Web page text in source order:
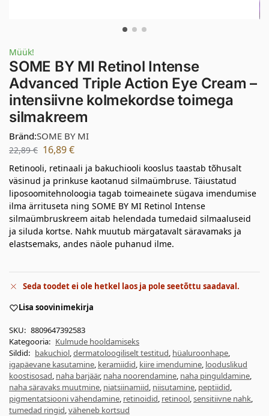
Müük!
SOME BY MI Retinol Intense
Advanced Triple Action Eye Cream –
intensiivne kolmekordse toimega
silmakreem
Bränd:SOME BY MI
22,89€ 16,89€
Retinooli, retinaali ja bakuchiooli kooslus taastab tõhusalt
väsinud ja prinkuse kaotanud silmaümbruse. Täiustatud
liposoomitehnoloogia tagab toimeainete sügava imendumise
ilma ärrituseta ning SOME BY MI Retinol Intense
silmaümbruskreem aitab helendada tumedaid silmaaluseid
ja siluda kortse. Nahk muutub märgatavalt säravamaks ja
elastsemaks, andes näole puhanud ilme.
Seda toodet ei ole hetkel laos ja pole seetõttu saadaval.
Lisa soovinimekirja
SKU: 8809647392583
Kategooria: Kulmude hooldamiseks
Sildid: bakuchiol,dermatoloogiliselt testitud, hüaluroonhape,
igapäevane kasutamine, keramiidid, kiire imendumine, looduslikud
koostisosad, naha barjäär, naha noorendamine, naha pinguldamine,
naha säravaks muutmine, niatsiinamiid, niisutamine, peptiidid,
pigmentatsiooni vähendamine, retinoidid, retinool,sensitiivne nahk,
tumedad ringid,väheneb kortsud